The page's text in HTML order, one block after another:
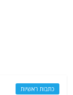
כתבות ראשיות